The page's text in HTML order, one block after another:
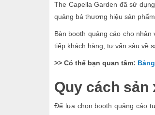
The Capella Garden đã sử
quảng bá thương hiệu sản
Bàn booth quảng cáo cho
tiếp khách hàng, tư vấn sâu về
>> Có thể bạn quan tâm:
Quy cách sản
Để lựa chọn booth quảng cáo